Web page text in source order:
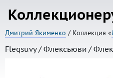
Дмитрий Якименко / Коллекция «
Fleqsuvy / Флексьюви /